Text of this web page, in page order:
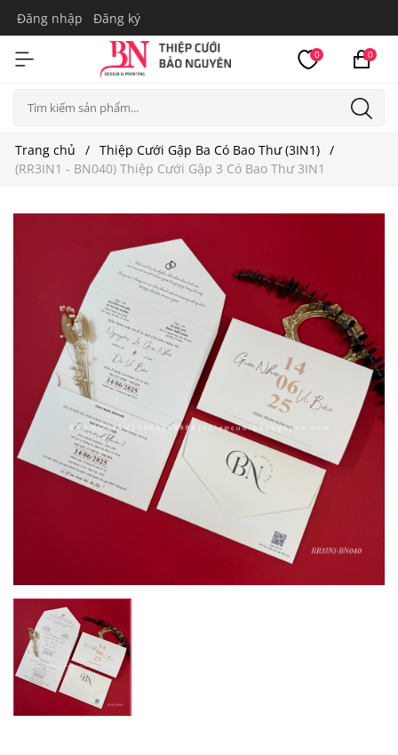
Đăng nhập Đăng ký
0 0
Trang chủ
Thiệp Cưới Gập Ba Có Bao Thư (3IN1)
(RR3IN1 - BN040) Thiệp Cưới Gập 3 Có Bao Thư 3IN1